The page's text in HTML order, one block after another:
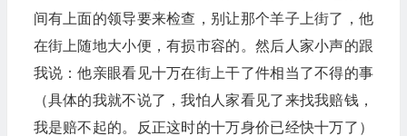
间有上面的领导要来检查，别让那个羊子上街了，他
在街上随地大小便，有损市容的。然后人家小声的跟
我说：他亲眼看见十万在街上干了件相当了不得的事
（具体的我就不说了，我怕人家看见了来找我赔钱，
我是赔不起的。反正这时的十万身价已经快十万了）